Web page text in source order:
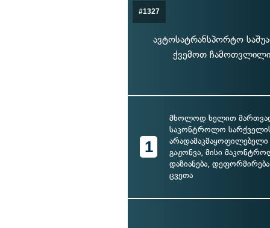
#1327
ავტოსატრანსპორტო
ქვემოთ ჩამოთვლილი
1
მხოლოდ ხელით
საკონტროლო
არადამაკმაყოფილებელი
გაჟონვა, მისი
დაზიანება,
ცვეთა